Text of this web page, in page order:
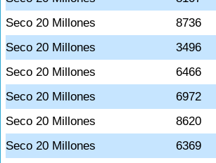
Seco 20 Millones
8736
Seco 20 Millones
3496
Seco 20 Millones
6466
Seco 20 Millones
6972
Seco 20 Millones
8620
Seco 20 Millones
6369